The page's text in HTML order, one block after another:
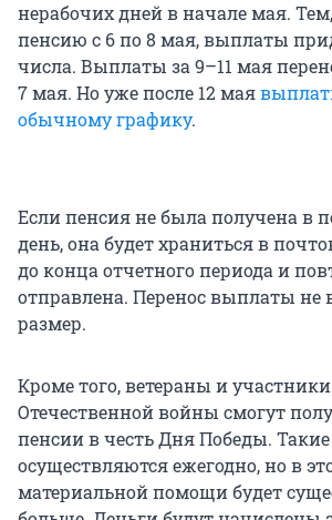
нерабочих дней в начале мая.
пенсию с 6 по 8 мая, выплаты
числа. Выплаты за 9–11 мая
7 мая. Но уже после 12 мая
обычному графику.
Если пенсия не была получена в
день, она будет храниться в
до конца отчетного периода и
отправлена. Перенос выплаты не
размер.
Кроме того, ветераны и
Отечественной войны смогут
пенсии в честь Дня Победы.
осуществляются ежегодно, но в
материальной помощи будет